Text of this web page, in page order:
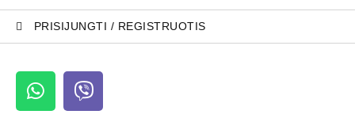
PRISIJUNGTI / REGISTRUOTIS